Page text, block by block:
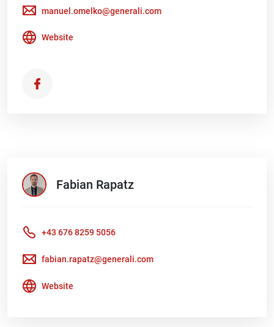
manuel.omelko@generali.com
Website
Fabian Rapatz
+43 676 8259 5056
fabian.rapatz@generali.com
Website